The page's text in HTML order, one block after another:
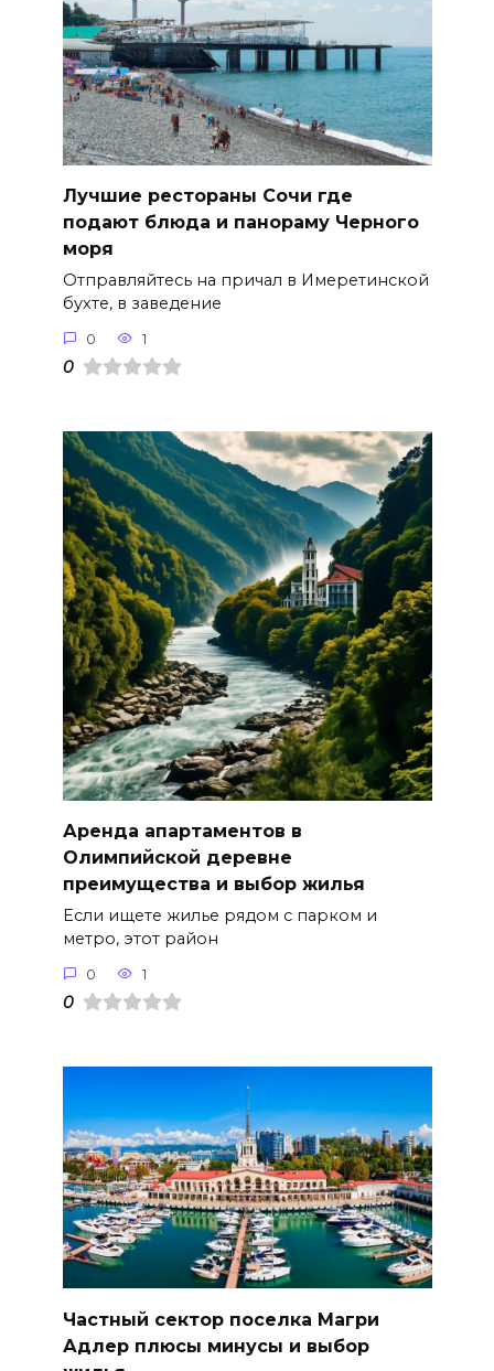
Лучшие рестораны Сочи где
подают блюда и панораму Черного
моря
Отправляйтесь на причал в Имеретинской
бухте, в заведение
0 1
0
Аренда апартаментов в
Олимпийской деревне
преимущества и выбор жилья
Если ищете жилье рядом с парком и
метро, этот район
0 1
0
Частный сектор поселка Магри
Адлер плюсы минусы и выбор